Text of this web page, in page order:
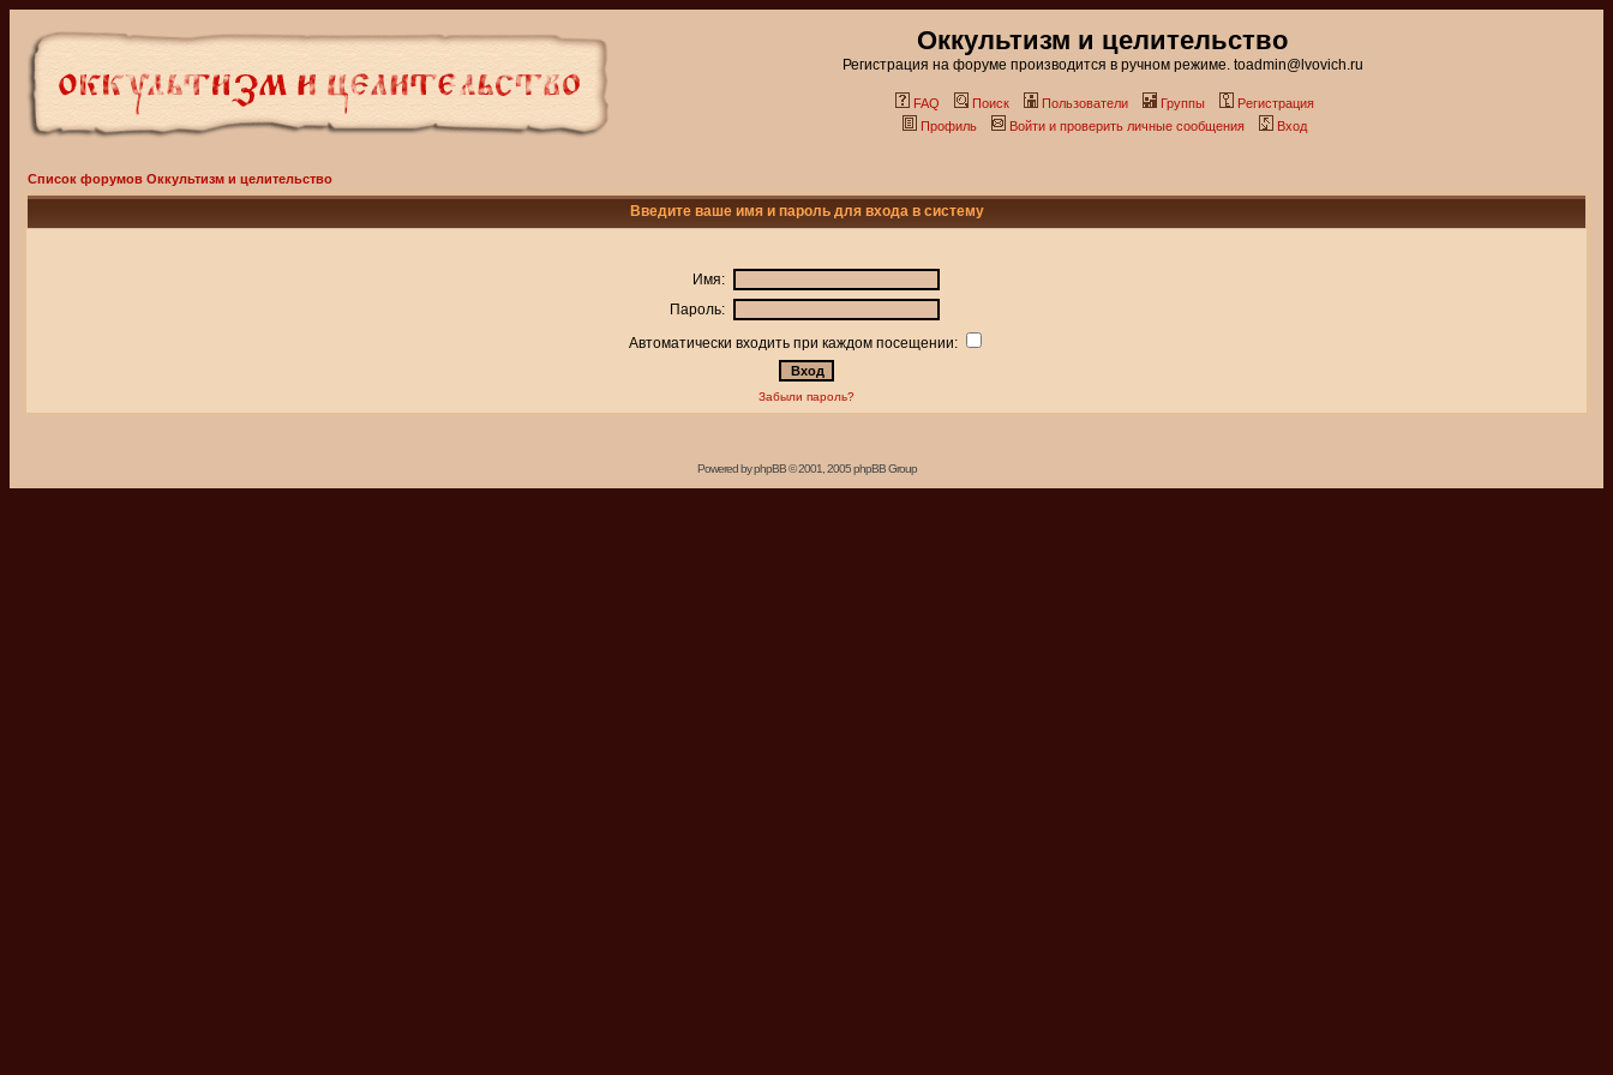
Оккультизм и целительство
Регистрация на форуме производится в ручном режиме. toadmin@lvovich.ru
FAQ Поиск Пользователи Группы
Регистрация
Профиль
Войти и проверить личные сообщения Вход
Список форумов Оккультизм и целительство
Введите ваше имя и пароль для входа в систему
Имя:
Пароль:
Автоматически входить при каждом посещении:
Забыли пароль?
Powered byphpBB© 2001, 2005 phpBB Group